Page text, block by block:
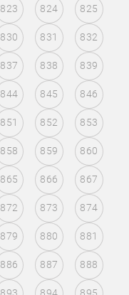
823 824 825
830 831 832
837 838 839
844 845 846
851 852 853
858 859 860
865 866 867
872 873 874
879 880 881
886 887 888